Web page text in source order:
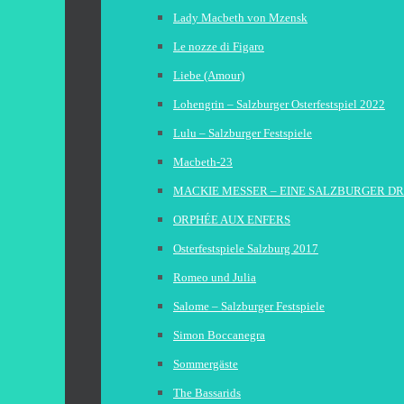
Lady Macbeth von Mzensk
Le nozze di Figaro
Liebe (Amour)
Lohengrin – Salzburger Osterfestspiel 2022
Lulu – Salzburger Festspiele
Macbeth-23
MACKIE MESSER – EINE SALZBURGER
ORPHÉE AUX ENFERS
Osterfestspiele Salzburg 2017
Romeo und Julia
Salome – Salzburger Festspiele
Simon Boccanegra
Sommergäste
The Bassarids